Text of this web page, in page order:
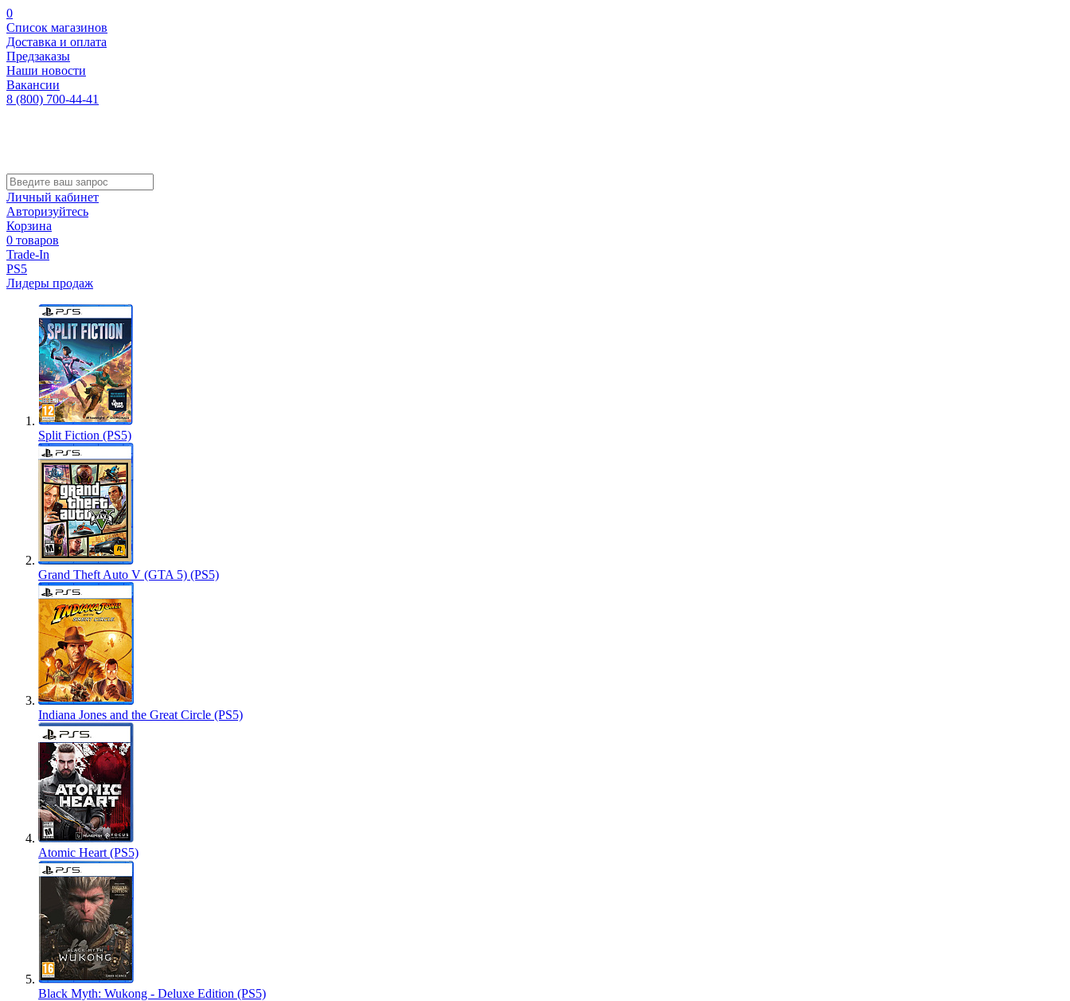
0
Список магазинов
Доставка и оплата
Предзаказы
Наши новости
Вакансии
8 (800) 700-44-41
Личный кабинет
Авторизуйтесь
Корзина
0 товаров
Trade-In
PS5
Лидеры продаж
Split Fiction (PS5)
Grand Theft Auto V (GTA 5) (PS5)
Indiana Jones and the Great Circle (PS5)
Atomic Heart (PS5)
Black Myth: Wukong - Deluxe Edition (PS5)